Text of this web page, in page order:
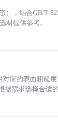
，结合GB/T
材提供参考。
应的表面粗糙
需求选择合适的